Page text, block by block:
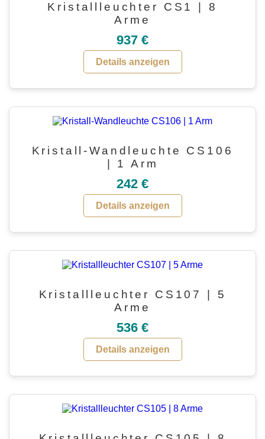
Kristallleuchter CS1 | 8
Arme
937 €
Details anzeigen
Kristall-Wandleuchte CS106
| 1 Arm
242 €
Details anzeigen
Kristallleuchter CS107 | 5
Arme
536 €
Details anzeigen